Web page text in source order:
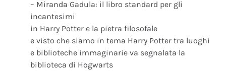
– Miranda Gadula: il libro standard per gli
incantesimi
in Harry Potter e la pietra filosofale
e visto che siamo in tema Harry Potter tra luoghi
e biblioteche immaginarie va segnalata la
biblioteca di Hogwarts